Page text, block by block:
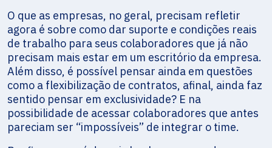
O que as empresas, no geral, precisam refletir
agora é sobre como dar suporte e condições reais
de trabalho para seus colaboradores que já não
precisam mais estar em um escritório da empresa.
Além disso, é possível pensar ainda em questões
como a flexibilização de contratos, afinal, ainda faz
sentido pensar em exclusividade? E na
possibilidade de acessar colaboradores que antes
pareciam ser “impossíveis” de integrar o time.